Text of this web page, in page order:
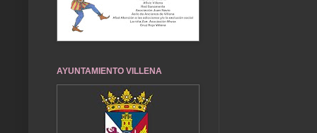
AYUNTAMIENTO VILLENA